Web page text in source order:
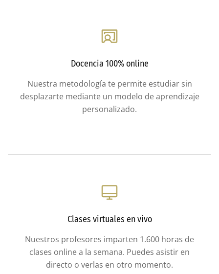
Docencia 100% online
Nuestra metodología te permite estudiar sin
desplazarte mediante un modelo de aprendizaje
personalizado.
Clases virtuales en vivo
Nuestros profesores imparten 1.600 horas de
clases online a la semana. Puedes asistir en
directo o verlas en otro momento.